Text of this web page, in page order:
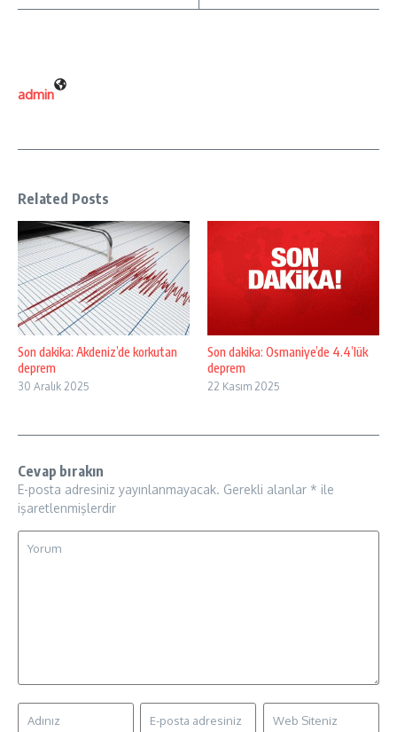
admin
Related Posts
Son dakika: Akdeniz’de korkutan
deprem
30 Aralık 2025
Son dakika: Osmaniye’de 4.4’lük
deprem
22 Kasım 2025
Cevap bırakın
E-posta adresiniz yayınlanmayacak. Gerekli alanlar * ile
işaretlenmişlerdir